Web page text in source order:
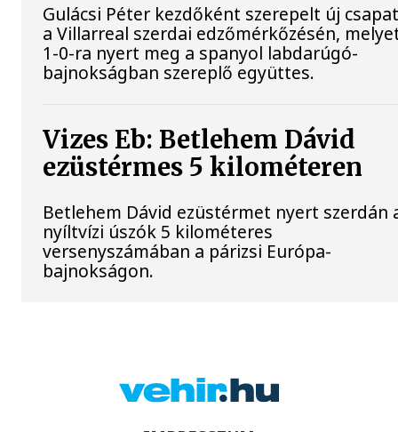
Gulácsi Péter kezdőként szerepelt új
a Villarreal szerdai edzőmérkőzésén,
1-0-ra nyert meg a spanyol labdarúgó-
bajnokságban szereplő együttes.
Vizes Eb: Betlehem Dávid
ezüstérmes 5 kilométeren
Betlehem Dávid ezüstérmet nyert szerdán
nyíltvízi úszók 5 kilométeres
versenyszámában a párizsi Európa-
bajnokságon.